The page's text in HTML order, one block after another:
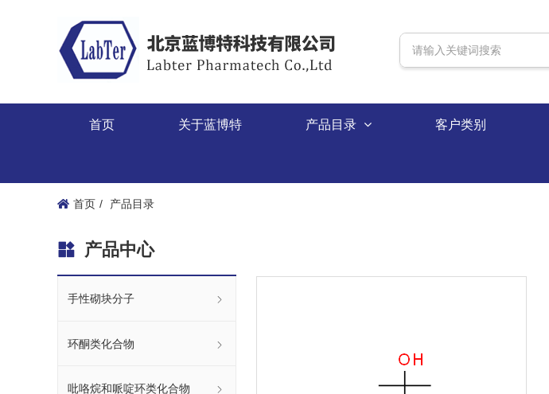
首页 关于蓝博特 产品目录 客户类别
首页 产品目录
产品中心
手性砌块分子
环酮类化合物
吡咯烷和哌啶环类化合物